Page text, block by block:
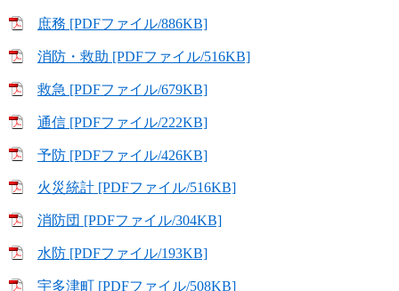
庶務 [PDFファイル/886KB]
消防・救助 [PDFファイル/516KB]
救急 [PDFファイル/679KB]
通信 [PDFファイル/222KB]
予防 [PDFファイル/426KB]
火災統計 [PDFファイル/516KB]
消防団 [PDFファイル/304KB]
水防 [PDFファイル/193KB]
宇多津町 [PDFファイル/508KB]